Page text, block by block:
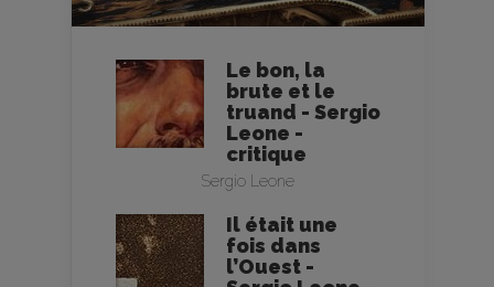
Le bon, la
brute et le
truand - Sergio
Leone -
critique
Sergio Leone
Il était une
fois dans
l’Ouest -